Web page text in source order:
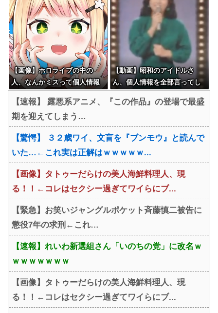
【画像】ホロライブの中の
人、なんかミスって個人情報
ｗｗｗ
【動画】昭和のアイドルさ
ん、個人情報を全部言ってし
【速報】 露悪系アニメ、『この作品』の登場で最盛
期を迎えてしまう…
【驚愕】 ３２歳ワイ、文盲を『ブンモウ』と読んで
いた…←これ実は正解はｗｗｗｗｗ...
【画像】タトゥーだらけの美人海鮮料理人、現
る！！←コレはセクシー過ぎてワイらにブ...
【緊急】お笑いジャングルポケット斉藤慎二被告に
懲役7年の求刑←これ…
【速報】れいわ新選組さん「いのちの党」に改名ｗ
ｗｗｗｗｗｗｗ
【画像】タトゥーだらけの美人海鮮料理人、現
る！！←コレはセクシー過ぎてワイらにブ...